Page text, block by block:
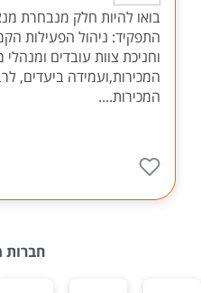
בואו להיות חלק מנבחרת
התפקיד: ניהול הפעילות
וחניכת צוות עובדים
המכירות,ועמידה ביעדים,
המכירות....
חברות